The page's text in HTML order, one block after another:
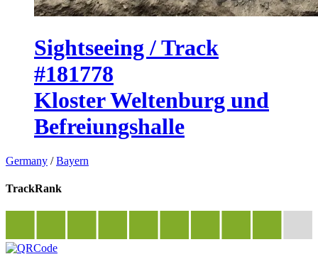
Sightseeing / Track
#181778
Kloster Weltenburg und
Befreiungshalle
Germany /Bayern
TrackRank